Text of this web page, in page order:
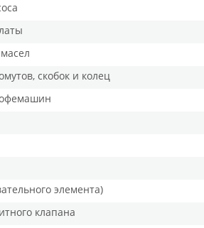
скобок и колец
элемента)
клапана